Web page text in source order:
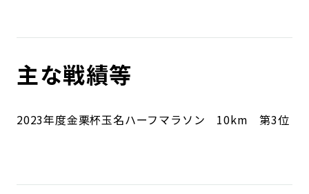
主な戦績等
2023年度金栗杯玉名ハーフマラソン 10km 第3位